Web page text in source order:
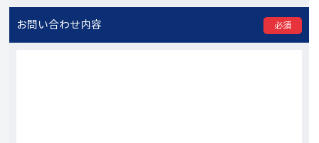
お問い合わせ内容 必須